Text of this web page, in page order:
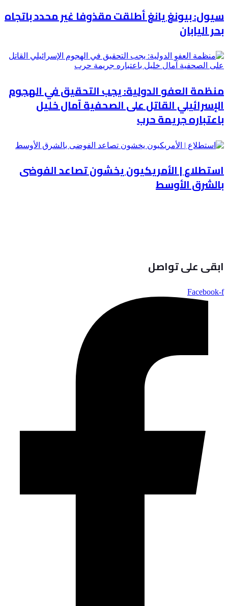
سيول: بيونغ يانغ أطلقت مقذوفا غير محدد باتجاه
بحر اليابان
منظمة العفو الدولية: يجب التحقيق في الهجوم
الإسرائيلي القاتل على الصحفية آمال خليل
باعتباره جريمة حرب
استطلاع | الأمريكيون يخشون تصاعد الفوضى
بالشرق الأوسط
ابقى على تواصل
Facebook-f